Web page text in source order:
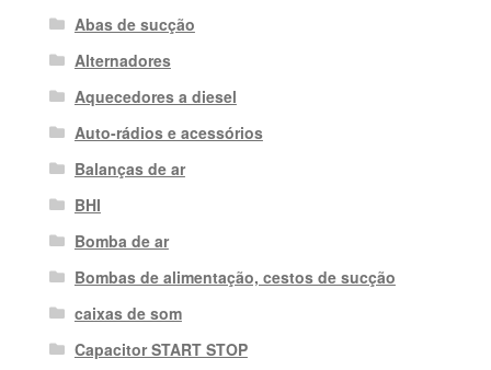
Abas de sucção
Alternadores
Aquecedores a diesel
Auto-rádios e acessórios
Balanças de ar
BHI
Bomba de ar
Bombas de alimentação, cestos de sucção
caixas de som
Capacitor START STOP